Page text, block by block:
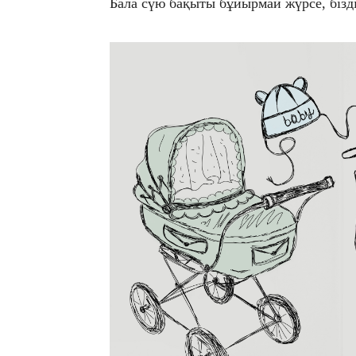
Бала сүю бақыты бұйырмай жүрсе,